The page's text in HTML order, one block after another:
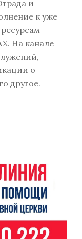
и
к уже
На канале
о
другое.